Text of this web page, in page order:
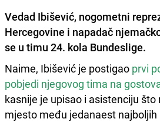
Vedad Ibišević, nogometni
Hercegovine i napadač
se u timu 24. kola Bundeslige.
Naime, Ibišević je postigao prvi
pobjedi njegovog tima na
kasnije je upisao i asistenciju što
mjesto među jedanaest najboljih